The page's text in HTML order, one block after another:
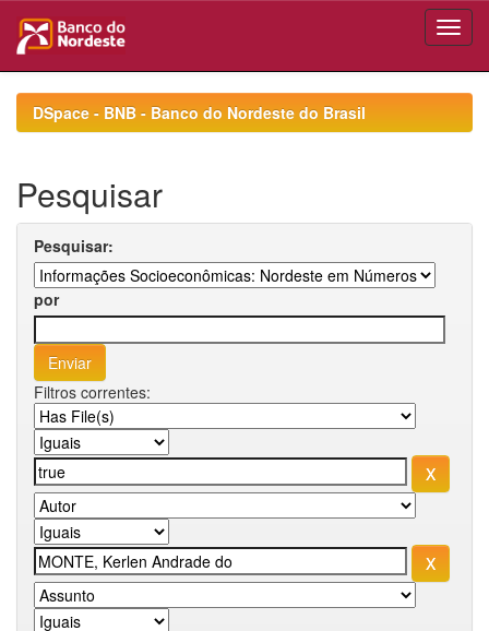
navigationDSpace - BNB - Banco do Nordeste do Brasil
Pesquisar
Pesquisar:
por
Filtros correntes: